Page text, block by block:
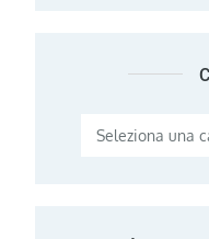
Categorie